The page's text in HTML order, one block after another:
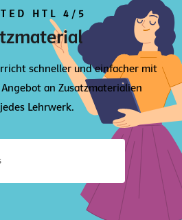
HTL 4/5
schneller und einfacher mit
an Zusatzmaterialien
Lehrwerk.